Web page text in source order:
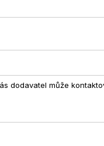
dodavatel může